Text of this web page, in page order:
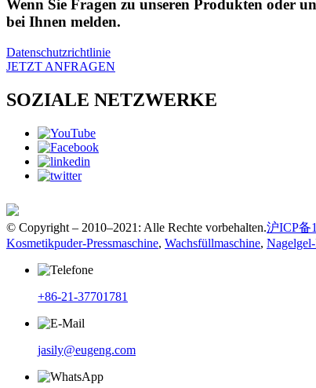
Wenn Sie Fragen zu unseren Produkten oder
bei Ihnen melden.
Datenschutzrichtlinie
JETZT ANFRAGEN
SOZIALE NETZWERKE
© Copyright – 2010–2021: Alle Rechte vorbehalten.沪ICP备
Kosmetikpuder-Pressmaschine, Wachsfüllmaschine,
+86-21-37701781
jasily@eugeng.com